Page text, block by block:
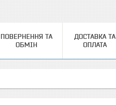
ПОВЕРНЕННЯ ТА
ОБМІН
ДОСТАВКА ТА
ОПЛАТА